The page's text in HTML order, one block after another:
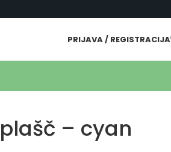
PRIJAVA / REGISTRACIJA
– cyan